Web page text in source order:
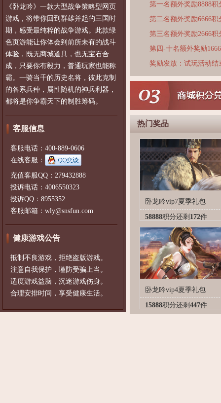
《卧龙吟》一款大型战争策略型网页
游戏，将带你回到群雄并起的三国时
期，感受最纯粹的战争游戏。此款绿
色页游能让你体会到前所未有的战斗
体验，既无商城道具，也无宝石合
成，只要你有毅力，普通玩家也能称
霸。一骑当千的历史名将，彼此克制
的各系兵种，属性随机的神兵利器，
都将是你争霸天下的制胜筹码。
客服信息
客服电话：400-889-0606
在线客服：
充值客服QQ：279432888
投诉电话：4006550323
投诉QQ：8955352
客服邮箱：wly@snsfun.com
健康游戏公告
抵制不良游戏，拒绝盗版游戏。
注意自我保护，谨防受骗上当。
适度游戏益脑，沉迷游戏伤身。
合理安排时间，享受健康生活。
第一名额外奖励8888积
第二名额外奖励6666积
第三名额外奖励2666积
第四-十名额外奖励
奖励发放：试玩活动
热门奖品
卧龙吟vip7夏季礼包
58888积分还剩 172件
卧龙吟vip4夏季礼包
15888积分还剩 447件